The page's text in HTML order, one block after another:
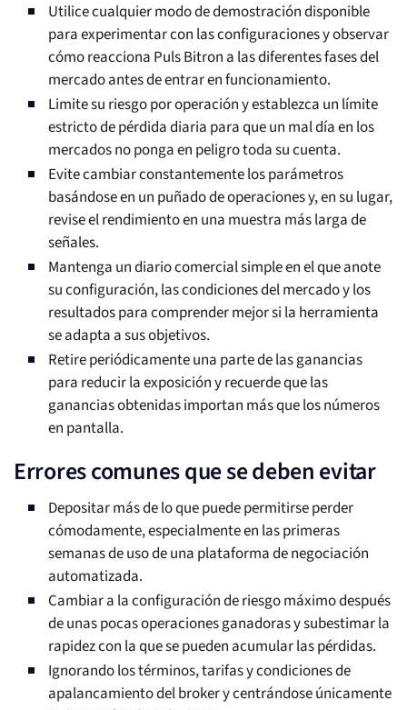
Utilice cualquier modo de demostración disponible
para experimentar con las configuraciones y observar
cómo reacciona Puls Bitron a las diferentes fases del
mercado antes de entrar en funcionamiento.
Limite su riesgo por operación y establezca un límite
estricto de pérdida diaria para que un mal día en los
mercados no ponga en peligro toda su cuenta.
Evite cambiar constantemente los parámetros
basándose en un puñado de operaciones y, en su lugar,
revise el rendimiento en una muestra más larga de
señales.
Mantenga un diario comercial simple en el que anote
su configuración, las condiciones del mercado y los
resultados para comprender mejor si la herramienta
se adapta a sus objetivos.
Retire periódicamente una parte de las ganancias
para reducir la exposición y recuerde que las
ganancias obtenidas importan más que los números
en pantalla.
Errores comunes que se deben evitar
Depositar más de lo que puede permitirse perder
cómodamente, especialmente en las primeras
semanas de uso de una plataforma de negociación
automatizada.
Cambiar a la configuración de riesgo máximo después
de unas pocas operaciones ganadoras y subestimar la
rapidez con la que se pueden acumular las pérdidas.
Ignorando los términos, tarifas y condiciones de
apalancamiento del broker y centrándose únicamente